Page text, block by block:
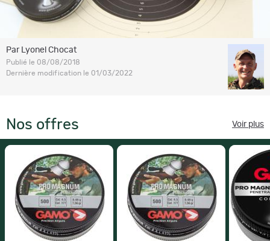
Par Lyonel Chocat
Publié le 08/08/2018
Dernière modification le 01/03/2022
Nos offres Voir plus